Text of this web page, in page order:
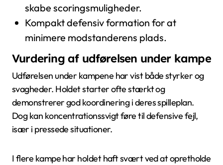
skabe scoringsmuligheder.
Kompakt defensiv formation for at
minimere modstanderens plads.
Vurdering af udførelsen under kampe
Udførelsen under kampene har vist både styrker og
svagheder. Holdet starter ofte stærkt og
demonstrerer god koordinering i deres spilleplan.
Dog kan koncentrationssvigt føre til defensive fejl,
især i pressede situationer.
I flere kampe har holdet haft svært ved at opretholde